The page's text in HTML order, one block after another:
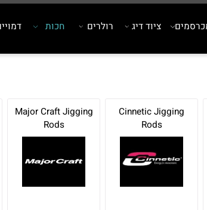
ציוד דיג רולרים חכות דמויים
Cinnetic Jigging
Rods
Major Craft Jigging
Rods